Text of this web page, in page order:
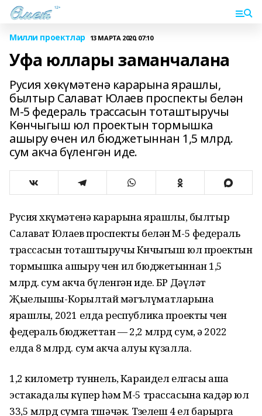
Милли проектлар 13 МАРТА 2020, 07:10
Уфа юллары заманчалана
Русия хөкүмәтенә карарына ярашлы,
былтыр Салават Юлаев проспекты белән
М-5 федераль трассасын тоташтыручы
Көнчыгыш юл проектын тормышка
ашыру өчен ил бюджетыннан 1,5 млрд.
сум акча бүленгән иде.
Русия хөкүмәтенә карарына ярашлы, былтыр
Салават Юлаев проспекты белән М-5 федераль
трассасын тоташтыручы Көнчыгыш юл проектын
тормышка ашыру өчен ил бюджетыннан 1,5
млрд. сум акча бүленгән иде. БР Дәүләт
Җыелышы-Корылтай мәгълүматларына
ярашлы, 2021 елда республика проекты өчен
федераль бюджеттан — 2,2 млрд сум, ә 2022
елда 8 млрд. сум акча алуы күзалла.
1,2 километр туннель, Караидел елгасы аша
эстакадалы күпер һәм М-5 трассасына кадәр юл
33,5 млрд сумга төшәчәк. Төзелеш 4 ел барырга